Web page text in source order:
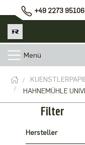
+49 2273
Menü
HAHNEMÜHLE
Filter
Hersteller